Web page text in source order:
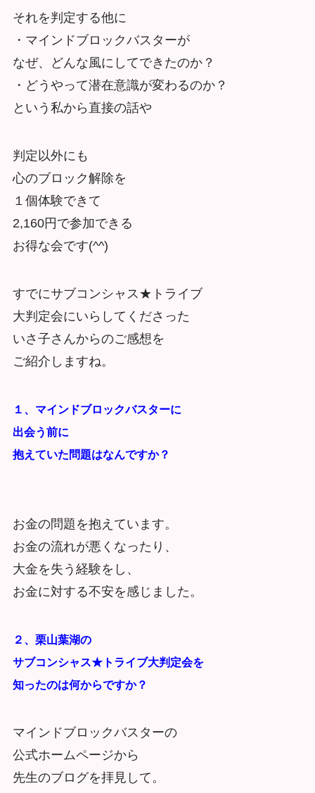
それを判定する他に
・マインドブロックバスターが
なぜ、どんな風にしてできたのか？
・どうやって潜在意識が変わるのか？
という私から直接の話や
判定以外にも
心のブロック解除を
１個体験できて
2,160円で参加できる
お得な会です(^^)
すでにサブコンシャス★トライブ
大判定会にいらしてくださった
いさ子さんからのご感想を
ご紹介しますね。
１、マインドブロックバスターに
出会う前に
抱えていた問題はなんですか？
お金の問題を抱えています。
お金の流れが悪くなったり、
大金を失う経験をし、
お金に対する不安を感じました。
２、栗山葉湖の
サブコンシャス★トライブ大判定会を
知ったのは何からですか？
マインドブロックバスターの
公式ホームページから
先生のブログを拝見して。